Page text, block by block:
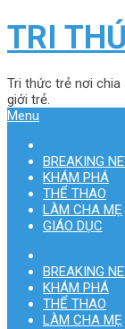
TRI
Tri thức trẻ nơi chia
giới trẻ.
Menu
BREAKING
KHÁM PHÁ
THỂ THAO
LÀM CHA MẸ
GIÁO DỤC
BREAKING
KHÁM PHÁ
THỂ THAO
LÀM CHA MẸ